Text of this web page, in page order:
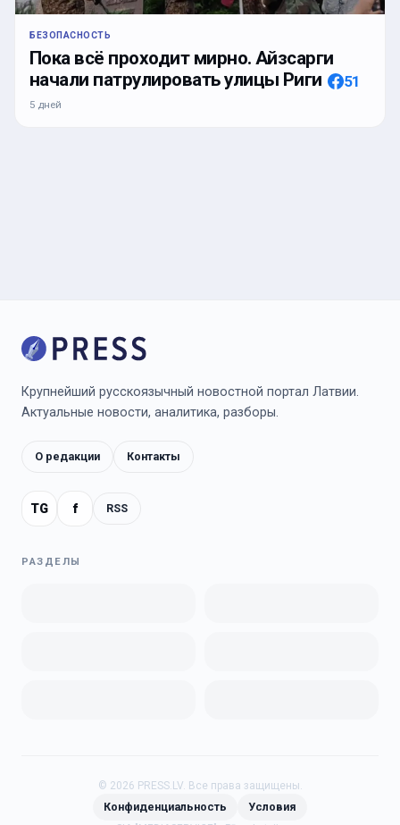
БЕЗОПАСНОСТЬ
Пока всё проходит мирно. Айзсарги
начали патрулировать улицы Риги
51
5 дней
Крупнейший русскоязычный новостной портал Латвии.
Актуальные новости, аналитика, разборы.
О редакции Контакты
TG f RSS
РАЗДЕЛЫ
© 2026 PRESS.LV. Все права защищены.
Конфиденциальность Условия